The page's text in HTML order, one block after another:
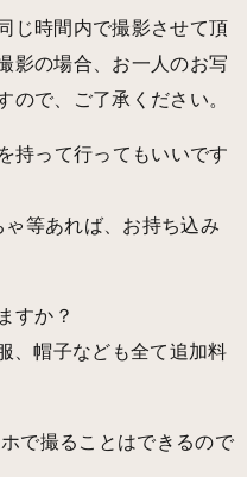
じ時間内で撮影させて頂
影の場合、お一人のお写
ので、ご了承ください。
持って行ってもいいです
等あれば、お持ち込み
すか？
、帽子なども全て追加料
で撮ることはできるので